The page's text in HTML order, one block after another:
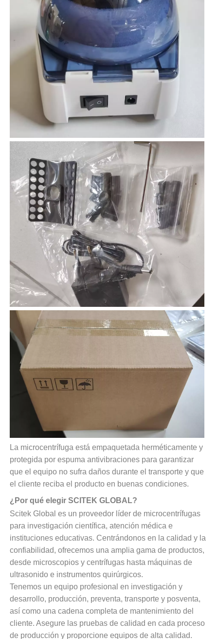
La microcentrífuga está empaquetada herméticamente y
protegida por espuma antivibraciones para garantizar
que el equipo no sufra daños durante el transporte y que
el cliente reciba el producto en buenas condiciones.
¿Por qué elegir SCITEK GLOBAL?
Scitek Global es un proveedor líder de microcentrífugas
para investigación científica, atención médica e
instituciones educativas. Centrándonos en la calidad y la
confiabilidad, ofrecemos una amplia gama de productos,
desde microscopios y centrífugas hasta máquinas de
ultrasonido e instrumentos quirúrgicos.
Tenemos un equipo profesional en investigación y
desarrollo, producción, preventa, transporte y posventa,
así como una cadena completa de mantenimiento del
cliente. Asegure las pruebas de calidad en cada proceso
de producción y proporcione equipos de alta calidad.